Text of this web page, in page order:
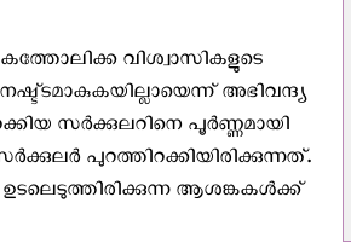
വിശ്വാസികളുടെ
അഭിവന്ദ്യ
സർക്കുലറിനെ പൂർണ്ണമായി
പുറത്തിറക്കിയിരിക്കുന്നത്.
ആശങ്കകൾക്ക്